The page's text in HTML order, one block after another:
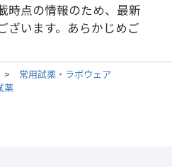
時点の情報のため、最新
ざいます。あらかじめご
> 常用試薬・ラボウェア
薬